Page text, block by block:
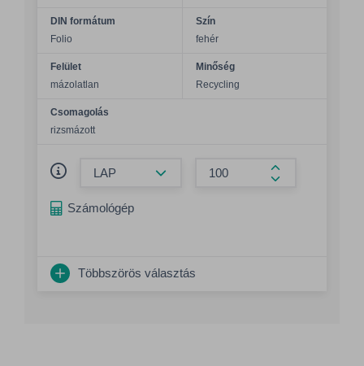
DIN formátum
Folio
Szín
fehér
Felület
mázolatlan
Minőség
Recycling
Csomagolás
rizsmázott
Összeg
Számológép
Többszörös választás